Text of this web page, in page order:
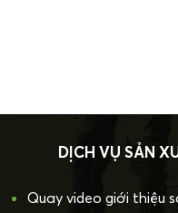
DỊCH VỤ SẢN
Quay video giới thiệu